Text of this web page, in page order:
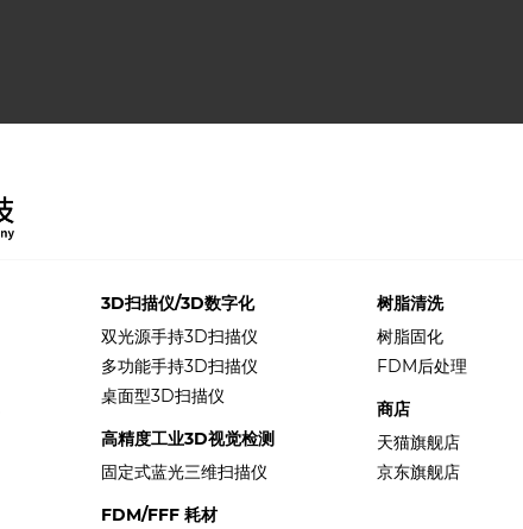
3D扫描仪/3D数字化
双光源手持3D扫描仪
多功能手持3D扫描仪
桌面型3D扫描仪
高精度工业3D视觉检测
固定式蓝光三维扫描仪
FDM/FFF 耗材
树脂清洗
树脂固化
FDM后处理
商店
天猫旗舰店
京东旗舰店